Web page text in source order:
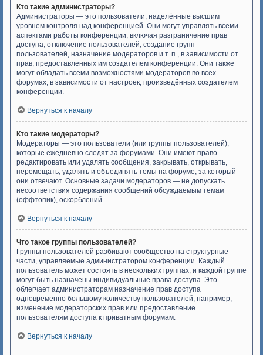
Кто такие администраторы?
Администраторы — это пользователи, наделённые высшим
уровнем контроля над конференцией. Они могут управлять всеми
аспектами работы конференции, включая разграничение прав
доступа, отключение пользователей, создание групп
пользователей, назначение модераторов и т. п., в зависимости от
прав, предоставленных им создателем конференции. Они также
могут обладать всеми возможностями модераторов во всех
форумах, в зависимости от настроек, произведённых создателем
конференции.
Вернуться к началу
Кто такие модераторы?
Модераторы — это пользователи (или группы пользователей),
которые ежедневно следят за форумами. Они имеют право
редактировать или удалять сообщения, закрывать, открывать,
перемещать, удалять и объединять темы на форуме, за который
они отвечают. Основные задачи модераторов — не допускать
несоответствия содержания сообщений обсуждаемым темам
(оффтопик), оскорблений.
Вернуться к началу
Что такое группы пользователей?
Группы пользователей разбивают сообщество на структурные
части, управляемые администратором конференции. Каждый
пользователь может состоять в нескольких группах, и каждой группе
могут быть назначены индивидуальные права доступа. Это
облегчает администраторам назначение прав доступа
одновременно большому количеству пользователей, например,
изменение модераторских прав или предоставление
пользователям доступа к приватным форумам.
Вернуться к началу